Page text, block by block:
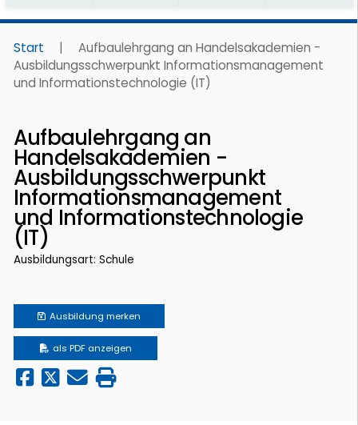
Start |
Aufbaulehrgang an Handelsakademien -
Ausbildungsschwerpunkt Informationsmanagement
und Informationstechnologie (IT)
Aufbaulehrgang an
Handelsakademien -
Ausbildungsschwerpunkt
Informationsmanagement
und Informationstechnologie
(IT)
Ausbildungsart: Schule
Ausbildung merken
als PDF anzeigen